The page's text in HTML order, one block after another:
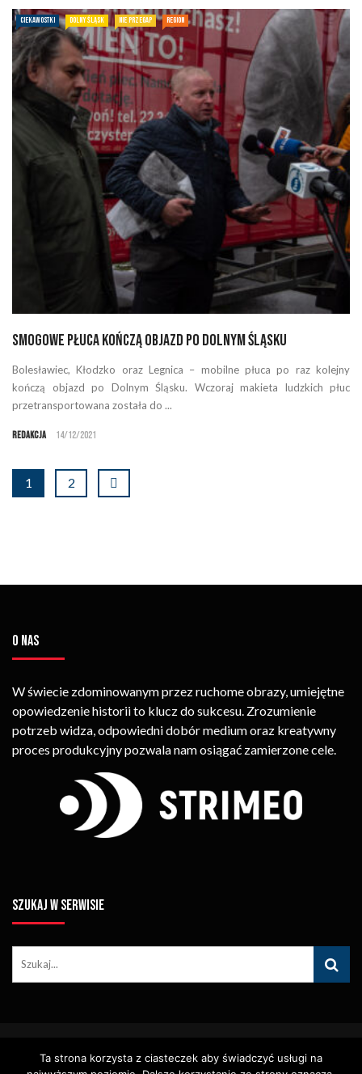
CIEKAWOSTKI DOLNY ŚLĄSK NIE PRZEGAP REGION
Smogowe Płuca kończą objazd po Dolnym Śląsku
Bolesławiec, Kłodzko oraz Legnica – mobilne płuca po raz kolejny
kończą objazd po Dolnym Śląsku. Wczoraj makieta ludzkich płuc
przetransportowana została do ...
Redakcja 14/12/2021
1 2
O NAS
W świecie zdominowanym przez ruchome obrazy, umiejętne
opowiedzenie historii to klucz do sukcesu. Zrozumienie
potrzeb widza, odpowiedni dobór medium oraz kreatywny
proces produkcyjny pozwala nam osiągać zamierzone cele.
SZUKAJ W SERWISIE
Tym Zdjęć, Materiałów Wideo) Bez Pisemnego Zezwolenia
Ta strona korzysta z ciasteczek aby świadczyć usługi na